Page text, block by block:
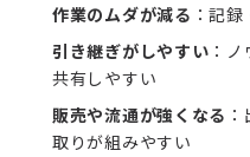
作業のムダが減る ：記
引き継ぎがしやすい ：
共有しやすい
販売や流通が強くなる
取りが組みやすい